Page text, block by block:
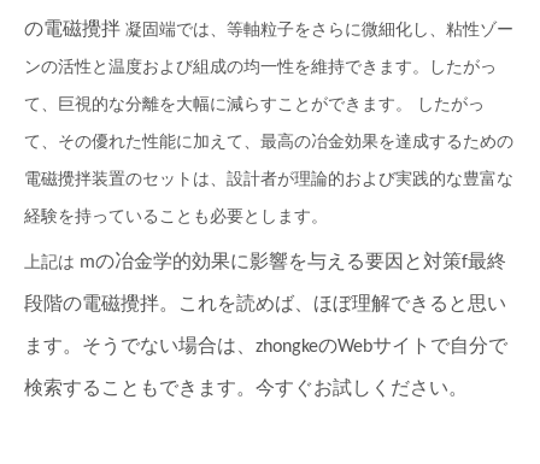
の電磁攪拌 凝固端では、等軸粒子をさらに微細化し、粘性ゾー
ンの活性と温度および組成の均一性を維持できます。したがっ
て、巨視的な分離を大幅に減らすことができます。 したがっ
て、その優れた性能に加えて、最高の冶金効果を達成するための
電磁攪拌装置のセットは、設計者が理論的および実践的な豊富な
経験を持っていることも必要とします。
上記は mの冶金学的効果に影響を与える要因と対策f最終
段階の電磁攪拌。これを読めば、ほぼ理解できると思い
ます。そうでない場合は、zhongkeのWebサイトで自分で
検索することもできます。今すぐお試しください。
高効率冶金装置 製鋼用最終電磁撹拌機 ケーブル&ホース用JDシリーズ電気ケーブルドラム